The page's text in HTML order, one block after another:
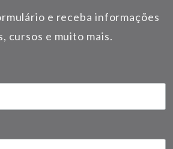
e receba informações
cursos e muito mais.